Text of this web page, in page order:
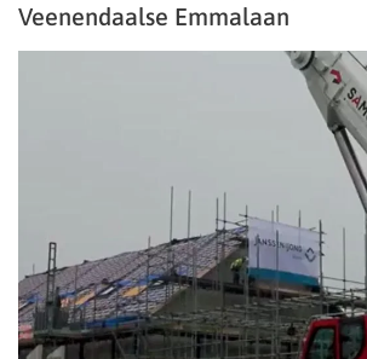
Veenendaalse Emmalaan